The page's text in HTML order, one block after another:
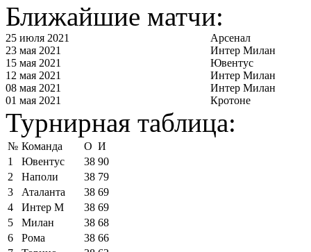
Ближайшие матчи:
25 июля 2021
Арсенал
23 мая 2021
Интер Милан
15 мая 2021
Ювентус
12 мая 2021
Интер Милан
08 мая 2021
Интер Милан
01 мая 2021
Кротоне
Турнирная таблица:
№ Команда О И
1
Ювентус 38 90
2
Наполи 38 79
3
Аталанта 38 69
4
Интер М 38 69
5
Милан 38 68
6
Рома 38 66